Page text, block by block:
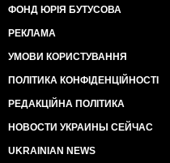
ФОНД ЮРІЯ БУТУСОВА
РЕКЛАМА
УМОВИ КОРИСТУВАННЯ
ПОЛІТИКА КОНФІДЕНЦІЙНОСТІ
РЕДАКЦІЙНА ПОЛІТИКА
НОВОСТИ УКРАИНЫ СЕЙЧАС
UKRAINIAN NEWS